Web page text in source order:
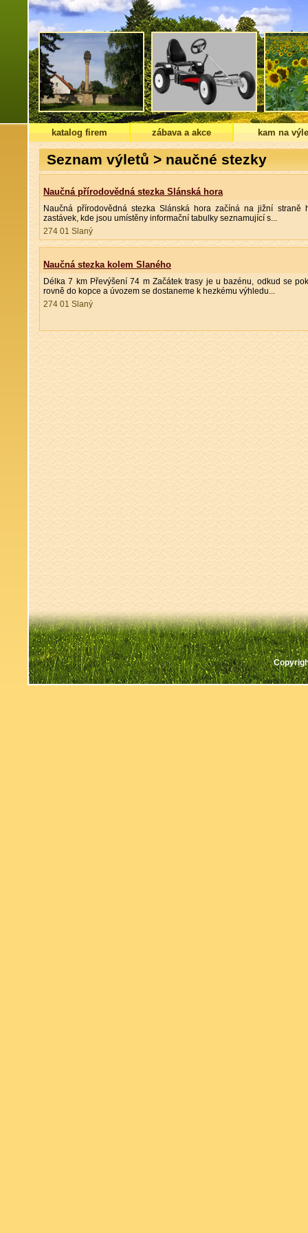
katalog firem zábava a akce kam na
Seznam výletů > naučné stezky
Naučná přírodovědná stezka Slánská hora
Naučná přírodovědná stezka Slánská hora začíná na jižní
zastávek, kde jsou umístěny informační tabulky seznamující s...
274 01 Slaný
Naučná stezka kolem Slaného
Délka 7 km Převýšení 74 m Začátek trasy je u bazénu, odkud se
rovně do kopce a úvozem se dostaneme k hezkému výhledu...
274 01 Slaný